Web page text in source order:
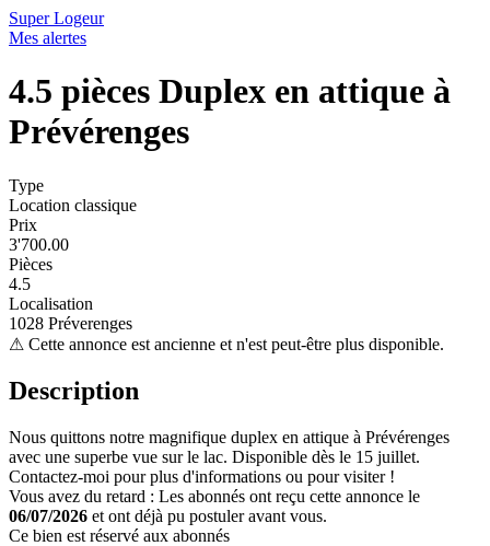
Super Logeur
Mes alertes
4.5 pièces Duplex en attique à
Prévérenges
Type
Location classique
Prix
3'700.00
Pièces
4.5
Localisation
1028 Préverenges
⚠ Cette annonce est ancienne et n'est peut-être plus disponible.
Description
Nous quittons notre magnifique duplex en attique à Prévérenges
avec une superbe vue sur le lac. Disponible dès le 15 juillet.
Contactez-moi pour plus d'informations ou pour visiter !
Vous avez du retard : Les abonnés ont reçu cette annonce le
06/07/2026 et ont déjà pu postuler avant vous.
Ce bien est réservé aux abonnés